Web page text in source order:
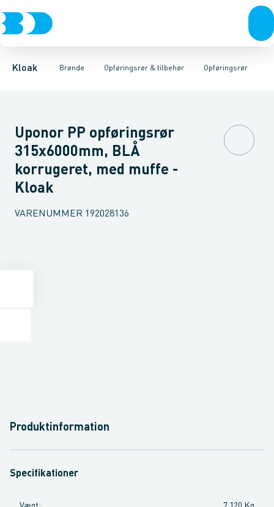
Kloak Brønde
Rør & fittingsBrønde BrøndgodsLinjeafvandingTanke,
Opføringsrør & tilbehør
Rense & inspektions brøndeOpføringsrør & tilbehør
Opføringsrør
OpføringsrørTætningsringeLågBundeMuffer Reduktioner
Uponor PP opføringsrør
315x6000mm, BLÅ
korrugeret, med muffe -
Kloak
VARENUMMER 192028136
Produktinformation
Specifikationer